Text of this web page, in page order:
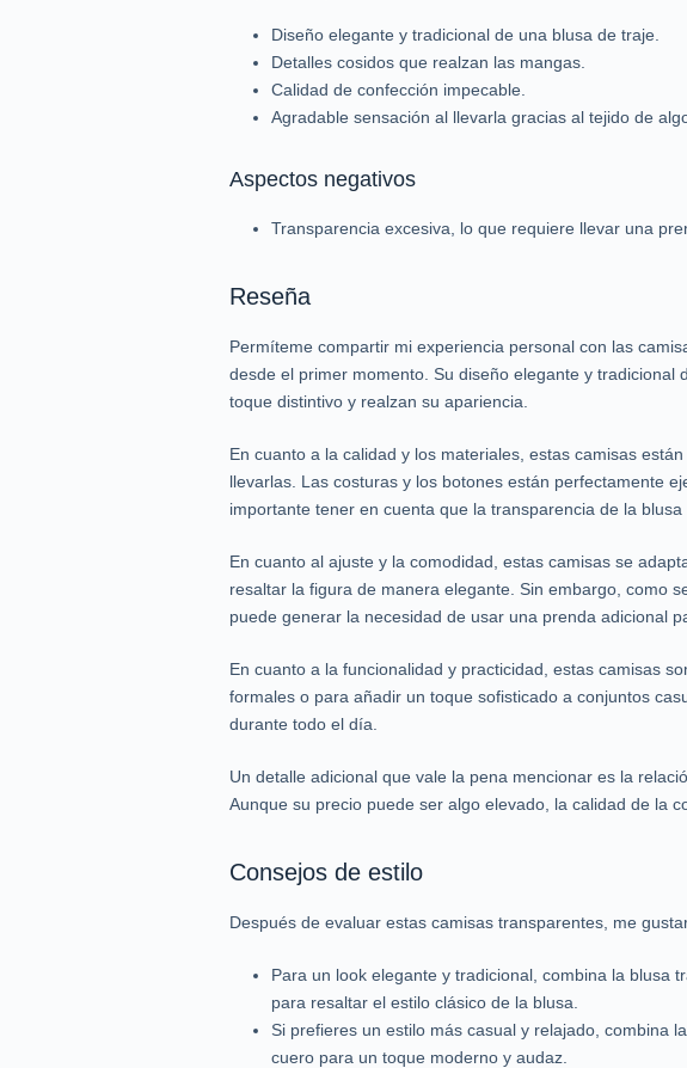
Diseño elegante y tradicional de una blusa de traje.
Detalles cosidos que realzan las mangas.
Calidad de confección impecable.
Agradable sensación al llevarla gracias al tejido de
Aspectos negativos
Transparencia excesiva, lo que requiere llevar una
Reseña
Permíteme compartir mi experiencia personal con las
desde el primer momento. Su diseño elegante y
toque distintivo y realzan su apariencia.
En cuanto a la calidad y los materiales, estas camisas
llevarlas. Las costuras y los botones están perfectamente
importante tener en cuenta que la transparencia de la
En cuanto al ajuste y la comodidad, estas camisas se
resaltar la figura de manera elegante. Sin embargo, como
puede generar la necesidad de usar una prenda adicional
En cuanto a la funcionalidad y practicidad, estas camisas
formales o para añadir un toque sofisticado a conjuntos
durante todo el día.
Un detalle adicional que vale la pena mencionar es la
Aunque su precio puede ser algo elevado, la calidad de la
Consejos de estilo
Después de evaluar estas camisas transparentes, me
Para un look elegante y tradicional, combina la blusa
para resaltar el estilo clásico de la blusa.
Si prefieres un estilo más casual y relajado, combina
cuero para un toque moderno y audaz.